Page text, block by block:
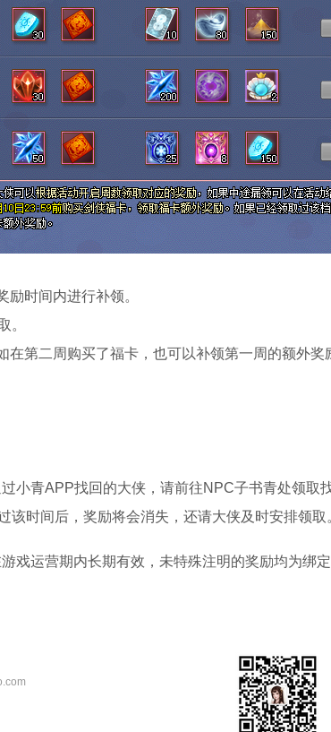
时间内进行补领。
。
第二周购买了福卡，也可以补领第一周的额外奖
过小青APP找回的大侠，请前往NPC子书青处领取
该时间后，奖励将会消失，还请大侠及时安排领取
戏运营期内长期有效，未特殊注明的奖励均为绑